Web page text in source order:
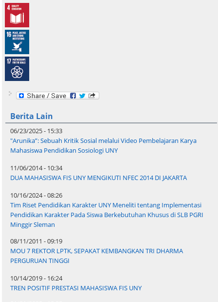
Berita Lain
06/23/2025 - 15:33
"Arunika”: Sebuah Kritik Sosial melalui Video Pembelajaran Karya
Mahasiswa Pendidikan Sosiologi UNY
11/06/2014 - 10:34
DUA MAHASISWA FIS UNY MENGIKUTI NFEC 2014 DI JAKARTA
10/16/2024 - 08:26
Tim Riset Pendidikan Karakter UNY Meneliti tentang Implementasi
Pendidikan Karakter Pada Siswa Berkebutuhan Khusus di SLB PGRI
Minggir Sleman
08/11/2011 - 09:19
MOU 7 REKTOR LPTK, SEPAKAT KEMBANGKAN TRI DHARMA
PERGURUAN TINGGI
10/14/2019 - 16:24
TREN POSITIF PRESTASI MAHASISWA FIS UNY